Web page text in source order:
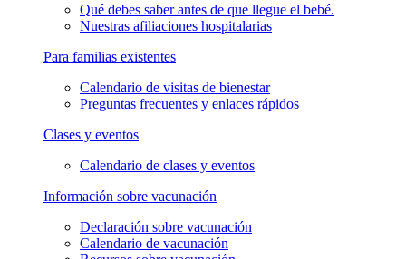
Qué debes saber antes de que llegue el bebé.
Nuestras afiliaciones hospitalarias
Para familias existentes
Calendario de visitas de bienestar
Preguntas frecuentes y enlaces rápidos
Clases y eventos
Calendario de clases y eventos
Información sobre vacunación
Declaración sobre vacunación
Calendario de vacunación